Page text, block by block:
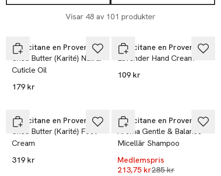
Visar 48 av 101 produkter
L’Occitane en Provence
Shea Butter (Karité) Nail &
Cuticle Oil
179 kr
L’Occitane en Provence
Lavender Hand Cream
109 kr
L’Occitane en Provence
Shea Butter (Karité) Foot
Cream
319 kr
L’Occitane en Provence
Aroma Gentle & Balance
Micellär Shampoo
Medlemspris
213,75 krLägsta pris 30
285 kr